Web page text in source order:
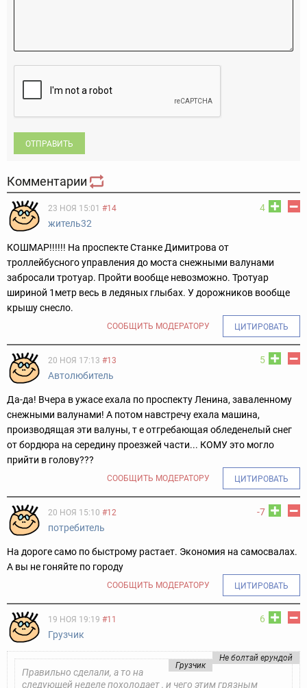
ОТПРАВИТЬ
Комментарии
4
23 НОЯ 15:01 #14
житель32
КОШМАР!!!!!! На проспекте Станке Димитрова от
троллейбусного управления до моста снежными валунами
забросали тротуар. Пройти вообще невозможно. Тротуар
шириной 1метр весь в ледяных глыбах. У дорожников вообще
крышу снесло.
СООБЩИТЬ МОДЕРАТОРУ ЦИТИРОВАТЬ
5
20 НОЯ 17:13 #13
Автолюбитель
Да-да! Вчера в ужасе ехала по проспекту Ленина, заваленному
снежными валунами! А потом навстречу ехала машина,
производящая эти валуны, т е отгребающая обледенелый снег
от бордюра на середину проезжей части... КОМУ это могло
прийти в голову???
СООБЩИТЬ МОДЕРАТОРУ ЦИТИРОВАТЬ
-7
20 НОЯ 15:10 #12
потребитель
На дороге само по быстрому растает. Экономия на самосвалах.
А вы не гоняйте по городу
СООБЩИТЬ МОДЕРАТОРУ ЦИТИРОВАТЬ
6
19 НОЯ 19:19 #11
Грyзчик
Не болтай ерундой
Грузчик
Правильно сделали, а то на
следующей неделе похолодает , и чего этим грязным